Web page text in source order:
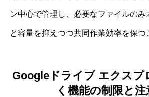
ン中心で管理し、必要なファイルのみ
と容量を抑えつつ共同作業効率を保つ
Googleドライブ エクスプ
く機能の制限と注